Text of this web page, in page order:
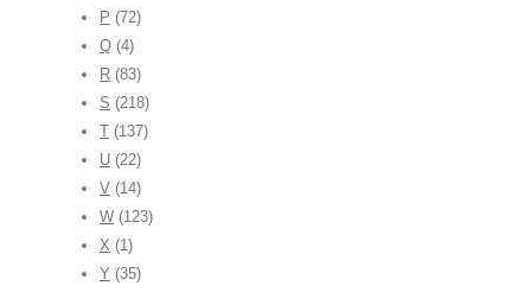
P (72)
Q (4)
R (83)
S (218)
T (137)
U (22)
V (14)
W (123)
X (1)
Y (35)